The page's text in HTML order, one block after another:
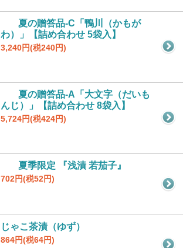
夏の贈答品-C「鴨川（かもが
わ）」【詰め合わせ 5袋入】
3,240円(税240円)
夏の贈答品-A「大文字（だいも
んじ）」【詰め合わせ 8袋入】
5,724円(税424円)
夏季限定 『浅漬 若茄子』
702円(税52円)
じゃこ茶漬（ゆず）
864円(税64円)